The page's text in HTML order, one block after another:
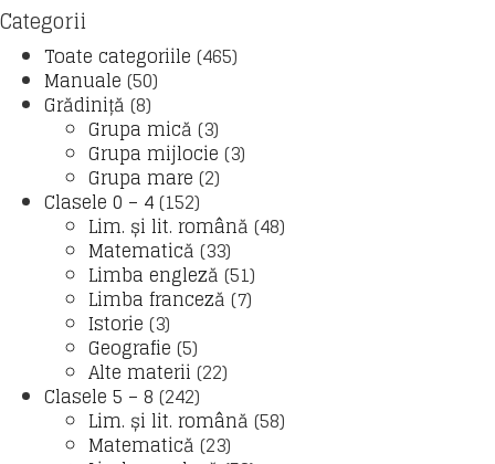
Categorii
Toate categoriile (465)
Manuale (50)
Grădiniță (8)
Grupa mică (3)
Grupa mijlocie (3)
Grupa mare (2)
Clasele 0 – 4(152)
Lim. și lit. română (48)
Matematică (33)
Limba engleză (51)
Limba franceză (7)
Istorie (3)
Geografie (5)
Alte materii (22)
Clasele 5 – 8 (242)
Lim. și lit. română (58)
Matematică (23)